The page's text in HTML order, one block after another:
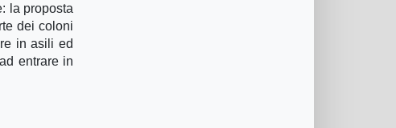
la proposta
dei coloni
in asili ed
entrare in